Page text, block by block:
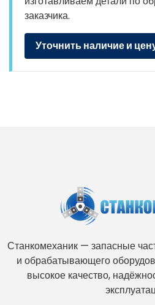
заказчика.
Уточнить наличие и
Станкомеханик — запасные
и обрабатывающего
высокое качество,